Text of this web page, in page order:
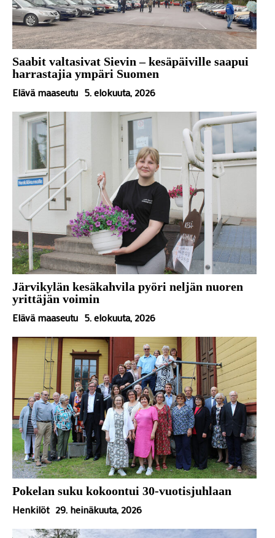
Saabit valtasivat Sievin – kesäpäiville saapui
harrastajia ympäri Suomen
Elävä maaseutu 5. elokuuta, 2026
Järvikylän kesäkahvila pyöri neljän nuoren
yrittäjän voimin
Elävä maaseutu 5. elokuuta, 2026
Pokelan suku kokoontui 30-vuotisjuhlaan
Henkilöt 29. heinäkuuta, 2026